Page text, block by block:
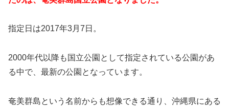
指定日は2017年3月7日。
2000年代以降も国立公園として指定されている公園があ
る中で、最新の公園となっています。
奄美群島という名前からも想像できる通り、沖縄県にある